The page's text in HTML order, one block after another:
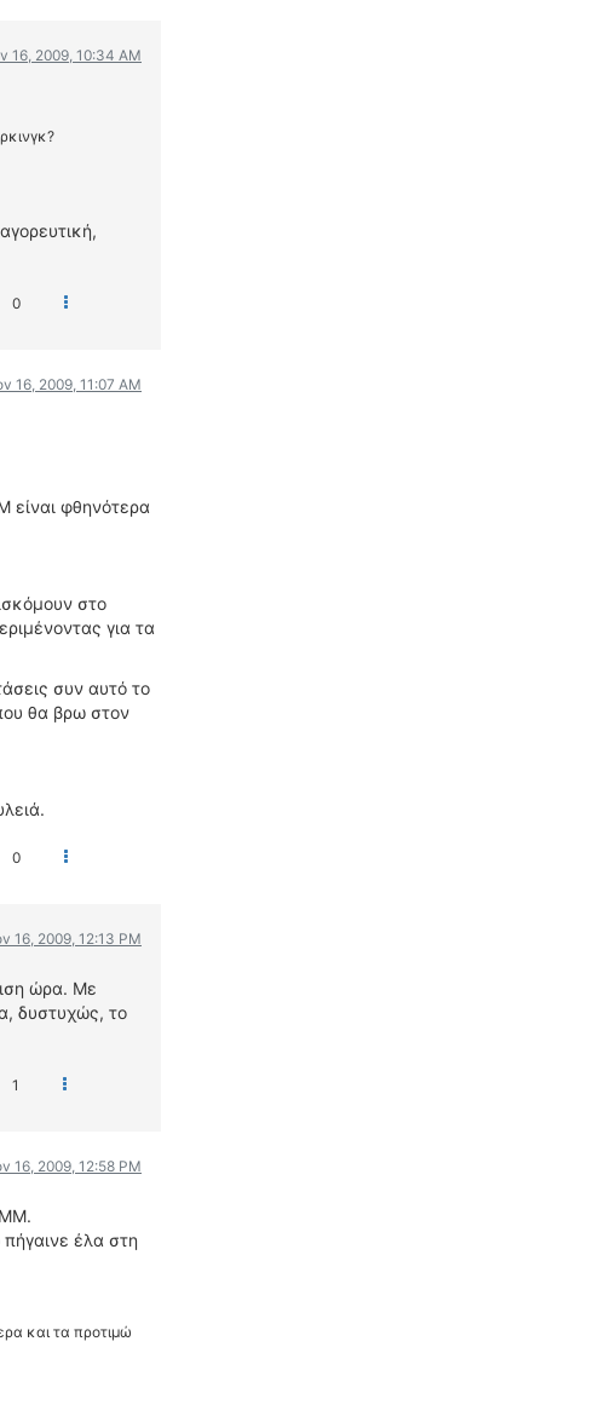
16, 2009, 10:34 AM
0
16, 2009, 11:07 AM
είναι φθηνότερα
στο
για τα
συν αυτό το
θα βρω στον
0
16, 2009, 12:13 PM
ώρα. Με
δυστυχώς, το
1
16, 2009, 12:58 PM
έλα στη
και τα προτιμώ